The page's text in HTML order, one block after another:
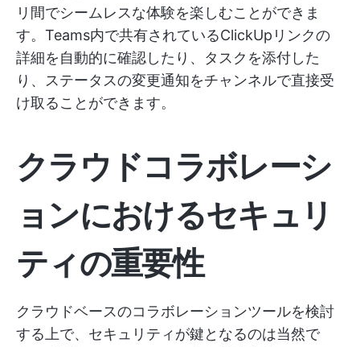
リ間でシームレスな体験を楽しむことができま
す。Teams内で共有されているClickUpリンクの
詳細を自動的に確認したり、タスクを添付した
り、ステータスの変更通知をチャンネルで直接受
け取ることができます。
クラウドコラボレーシ
ョンにおけるセキュリ
ティの重要性
クラウドベースのコラボレーションツールを検討
する上で、セキュリティが鍵となるのは当然で